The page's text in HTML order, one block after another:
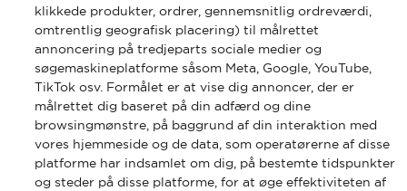
klikkede produkter, ordrer, gennemsnitlig ordreværdi,
omtrentlig geografisk placering) til målrettet
annoncering på tredjeparts sociale medier og
søgemaskineplatforme såsom Meta, Google, YouTube,
TikTok osv. Formålet er at vise dig annoncer, der er
målrettet dig baseret på din adfærd og dine
browsingmønstre, på baggrund af din interaktion med
vores hjemmeside og de data, som operatørerne af disse
platforme har indsamlet om dig, på bestemte tidspunkter
og steder på disse platforme, for at øge effektiviteten af